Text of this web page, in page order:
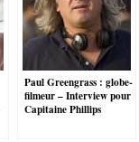
Paul Greengrass : globe-
filmeur – Interview pour
Capitaine Phillips